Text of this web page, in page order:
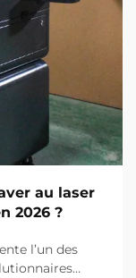
au laser
2026 ?
l’un des